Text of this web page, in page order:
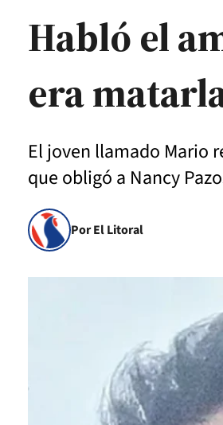
Habló el
era
El joven llamado Mario
que obligó a Nancy
Por El Litoral